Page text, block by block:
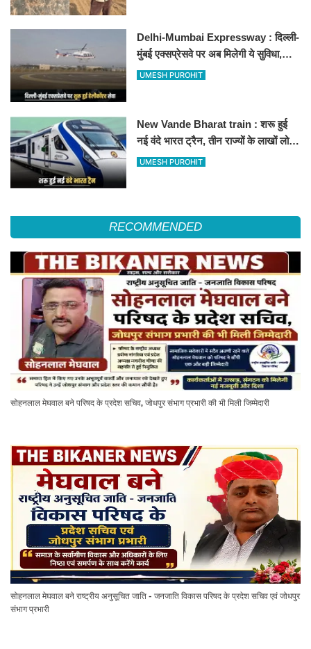
Delhi-Mumbai Expressway : दिल्ली-
मुंबई एक्सप्रेसवे पर अब मिलेगी ये सुविधा,
हेलीकॉप्टर सर्विस से तुरंत घायल पहुंचेगा
UMESH PUROHIT
New Vande Bharat train : शरू हुई
नई वंदे भारत ट्रैन, तीन राज्यों के लाखों लोगों
का सफर होगा आसान, देखें पूरा रूटमैप
UMESH PUROHIT
RECOMMENDED
सोहनलाल मेघवाल बने परिषद के प्रदेश सचिव, जोधपुर संभाग प्रभारी की भी मिली जिम्मेदारी
सोहनलाल मेघवाल बने राष्ट्रीय अनुसूचित जाति - जनजाति विकास परिषद के प्रदेश सचिव एवं जोधपुर
संभाग प्रभारी